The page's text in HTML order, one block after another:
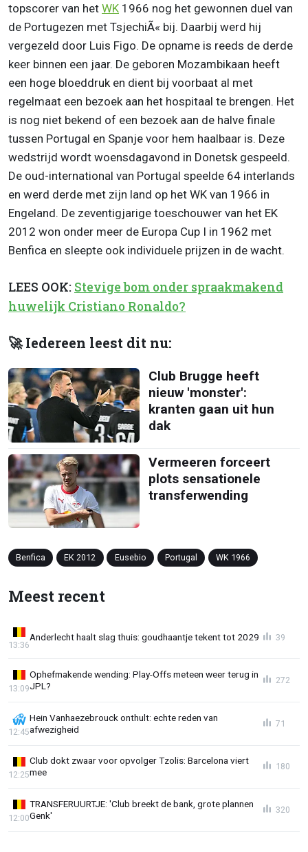
topscorer van het WK 1966 nog het gewonnen duel van
de Portugezen met TsjechiÃ« bij. Daarbij werd hij
vergezeld door Luis Figo. De opname is reeds de derde
keer binnen een jaar. De geboren Mozambikaan heeft
een hoge bloeddruk en dient bij voorbaat al met
regelmaat een bezoek aan het hospitaal te brengen. Het
is nog niet bekend of een bezoek aan de halve finale
tussen Portugal en Spanje voor hem haalbaar is. Deze
wedstrijd wordt woensdagavond in Donetsk gespeeld.
De oud-international van Portugal speelde 64 interlands
en werd derde met zijn land op het WK van 1966 in
Engeland. De zeventigjarige toeschouwer van het EK
2012 won onder meer de Europa Cup I in 1962 met
Benfica en sleepte ook individuele prijzen in de wacht.
LEES OOK: Stevige bom onder spraakmakend
huwelijk Cristiano Ronaldo?
🚀 Iedereen leest dit nu:
Club Brugge heeft
nieuw 'monster':
kranten gaan uit hun
dak
Vermeeren forceert
plots sensationele
transferwending
Benfica EK 2012 Eusebio Portugal WK 1966
Meest recent
Anderlecht haalt slag thuis: goudhaantje tekent tot 2029
13:36
39
Ophefmakende wending: Play-Offs meteen weer terug in
JPL?
13:09
272
Hein Vanhaezebrouck onthult: echte reden van
afwezigheid
12:45
71
Club dokt zwaar voor opvolger Tzolis: Barcelona viert
mee
12:25
180
TRANSFERUURTJE: 'Club breekt de bank, grote plannen
Genk'
12:00
320